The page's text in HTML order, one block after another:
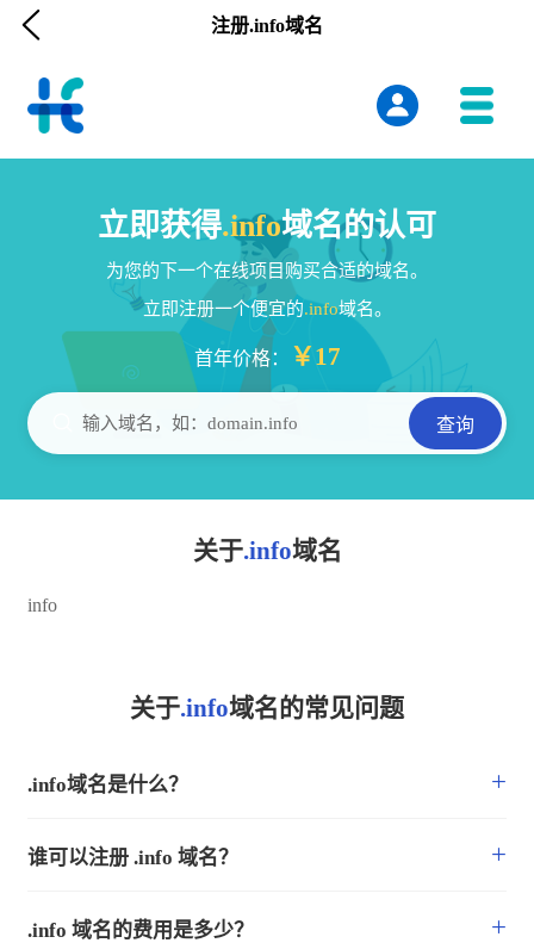
 注册.info域名
立即获得.info域名的认可
为您的下一个在线项目购买合适的域名。
立即注册一个便宜的.info域名。
首年价格： ￥17
输入域名，如：domain.info 查询
关于.info域名
info
关于.info域名的常见问题
.info域名是什么？ +
谁可以注册 .info 域名？ +
.info 域名的费用是多少？ +